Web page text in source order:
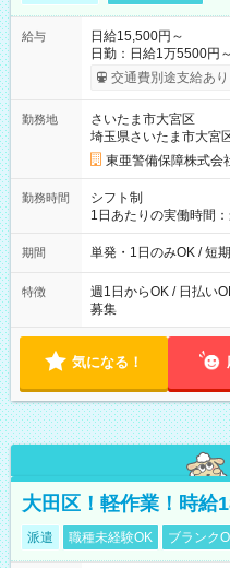
給与
日給15,500円～
日勤：日給1万5500円
祝手当4000円含む(25
┗規定あり ／ 経験や年齢を問わず、 頑張った方全員に支給され
日給は全額支給！ ■月22日以上勤務すると… 日給1000円UP！ ■
日払い・週払い・前払
(CRIA)』で 最短当日に
ます♪ ※稼働分・規定あり ■法定研修(7h×3日間)中も 手
かり【3万円】支給！
給 ┗昼食代も別途支給
交通費別途支給あり
勤務地
さいたま市大宮区
埼玉県さいたま市大宮
東亜警備保障株式会
勤務時間
シフト制
1日あたりの実働時間
勤】20:00～翌5:00 ・【日勤のみ】【夜勤のみ】もOK♪ ・自分
の都合に合わせて稼げ
ライベートの予定に
期間 単発・1日のみOK / 短
特徴
週1日からOK / 日払い
募集
気になる！
大田区！軽作業！時給
派遣 職種未経験OK ブランク